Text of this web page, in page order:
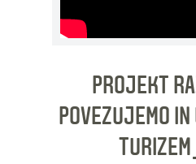
PROJEKT
POVEZUJEMO